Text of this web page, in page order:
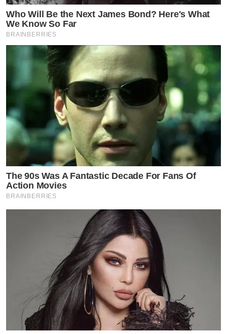
Who Will Be the Next James Bond? Here's What
We Know So Far
BRAINBERRIES
The 90s Was A Fantastic Decade For Fans Of
Action Movies
BRAINBERRIES